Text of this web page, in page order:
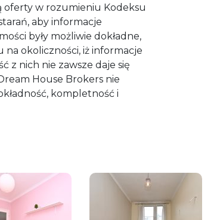
oferty w rozumieniu Kodeksu
aby informacje
były możliwie dokładne,
okoliczności, iż informacje
z nich nie zawsze daje się
House Brokers nie
kompletność i